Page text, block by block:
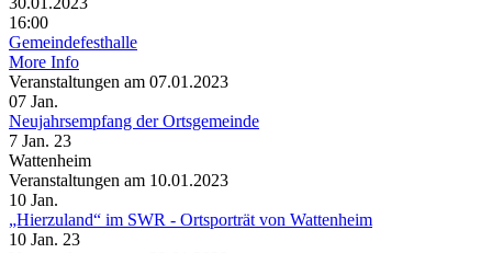
16:00
Gemeindefesthalle
More Info
Veranstaltungen am 07.01.2023
07 Jan.
Neujahrsempfang der Ortsgemeinde
7 Jan. 23
Wattenheim
Veranstaltungen am 10.01.2023
10 Jan.
„Hierzuland“ im SWR - Ortsporträt von Wattenheim
10 Jan. 23